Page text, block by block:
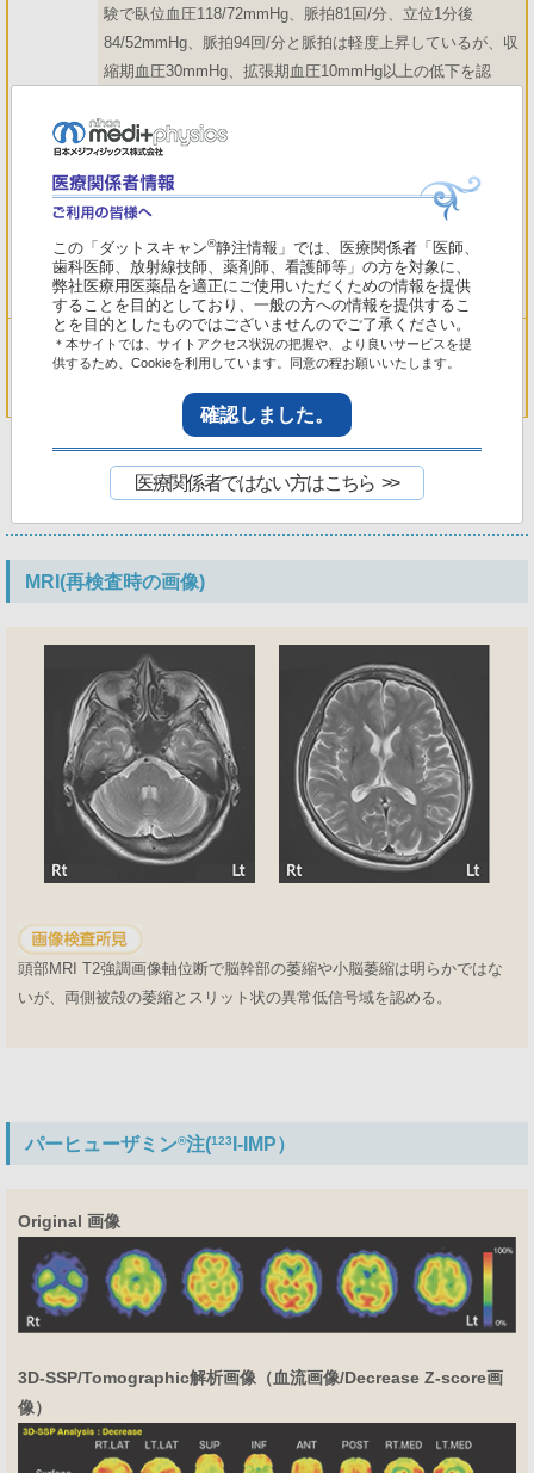
験で臥位血圧118/72mmHg、脈拍81回/分、立位1分後
84/52mmHg、脈拍94回/分と脈拍は軽度上昇しているが、収
縮期血圧30mmHg、拡張期血圧10mmHg以上の低下を認
再検査した頭部MRIで小脳の萎縮や脳幹部の異常所見は認め
ないが、T2強調画像で両側被殻背外側にスリット状の異常
低信号域を認めた。IMP-SPECTでは両側基底核(被殻)の血
流低下を認める。DaTSCANでは両側線条体の集積低下を認
め、ドット状の集積となっている。
治療・経過
L-ドパ製剤450mg、セレギリン5mg、ロチゴチン貼付9mgで
加療しており、ヤール3度のパーキンソニズムである。抗パ
ーキンソン病薬に対する有効性は軽度である。
MRI(再検査時の画像)
頭部MRI T2強調画像軸位断で脳幹部の萎縮や小脳萎縮は明らかではな
いが、両側被殻の萎縮とスリット状の異常低信号域を認める。
パーヒューザミン®注(123 I-IMP）
Original 画像
3D-SSP/Tomographic解析画像（血流画像/Decrease Z-score画
像）
この「ダットスキャン®静注情報」では、医療関係者「医師、
歯科医師、放射線技師、薬剤師、看護師等」の方を対象に、
弊社医療用医薬品を適正にご使用いただくための情報を提供
することを目的としており、一般の方への情報を提供するこ
とを目的としたものではございませんのでご了承ください。
＊本サイトでは、サイトアクセス状況の把握や、より良いサービスを提
供するため、Cookieを利用しています。同意の程お願いいたします。
確認しました。
医療関係者ではない方はこちら